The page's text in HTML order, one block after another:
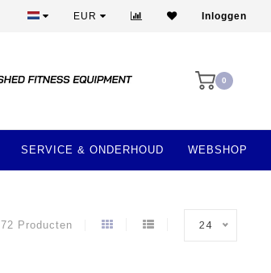
Meer dan 28 jaar ervaring
EUR Inloggen
0
SERVICE & ONDERHOUD WEBSHOP
72 Producten 24